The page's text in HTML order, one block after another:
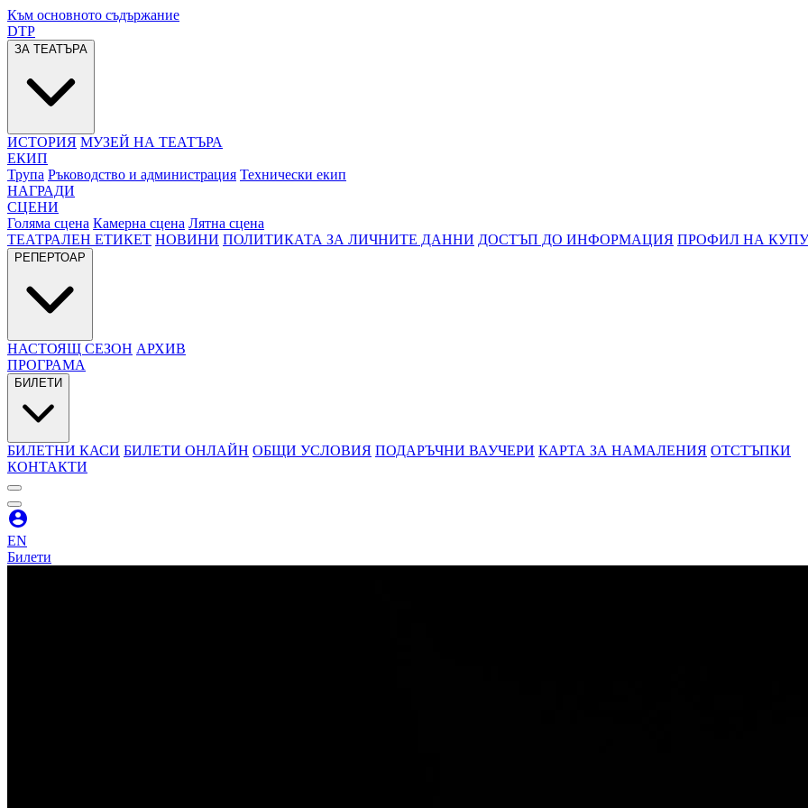
Към основното съдържание
DTP
ЗА ТЕАТЪРА
ИСТОРИЯ МУЗЕЙ НА ТЕАТЪРА
ЕКИП
Трупа Ръководство и администрация Технически екип
НАГРАДИ
СЦЕНИ
Голяма сцена Камерна сцена Лятна сцена
ТЕАТРАЛЕН ЕТИКЕТ НОВИНИ ПОЛИТИКАТА ЗА ЛИЧНИТЕ ДАННИ ДОСТЪП ДО ИНФОРМАЦИЯ ПРОФИЛ НА
РЕПЕРТОАР
НАСТОЯЩ СЕЗОН АРХИВ
ПРОГРАМА
БИЛЕТИ
БИЛЕТНИ КАСИ БИЛЕТИ ОНЛАЙН ОБЩИ УСЛОВИЯ ПОДАРЪЧНИ ВАУЧЕРИ КАРТА ЗА НАМАЛЕНИЯ ОТСТЪПКИ
КОНТАКТИ
EN
Билети